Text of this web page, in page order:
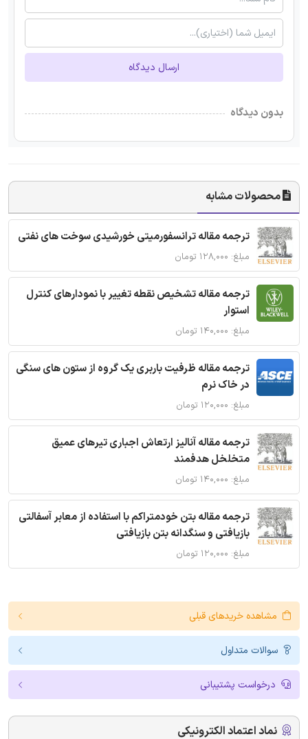
ارسال دیدگاه
بدون دیدگاه
محصولات مشابه
ترجمه مقاله ترانسفورمیتی خورشیدی سوخت های نفتی
مبلغ: ۱۲۸,۰۰۰ تومان
ترجمه مقاله تشخیص نقطه تغییر با نمودارهای کنترل
استوار
مبلغ: ۱۴۰,۰۰۰ تومان
ترجمه مقاله ظرفیت باربری یک گروه از ستون های سنگی
در خاک نرم
مبلغ: ۱۲۰,۰۰۰ تومان
ترجمه مقاله آنالیز ارتعاش اجباری تیرهای عمیق
متخلخل هدفمند
مبلغ: ۱۴۰,۰۰۰ تومان
ترجمه مقاله بتن خودمتراکم با استفاده از معابر آسفالتی
بازیافتی و سنگدانه بتن بازیافتی
مبلغ: ۱۲۰,۰۰۰ تومان
مشاهده خریدهای قبلی
سوالات متداول
درخواست پشتیبانی
نماد اعتماد الکترونیکی